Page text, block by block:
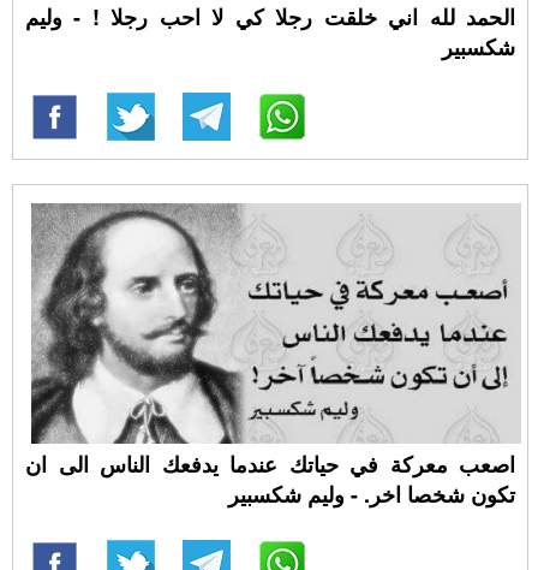
الحمد لله اني خلقت رجلا كي لا احب رجلا ! - وليم
شكسبير
اصعب معركة في حياتك عندما يدفعك الناس الى ان
تكون شخصا اخر. - وليم شكسبير